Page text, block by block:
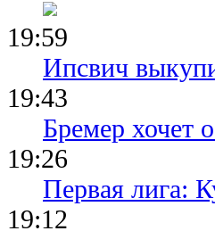
19:59
Ипсвич
19:43
Бремер хочет
19:26
Первая лига:
19:12